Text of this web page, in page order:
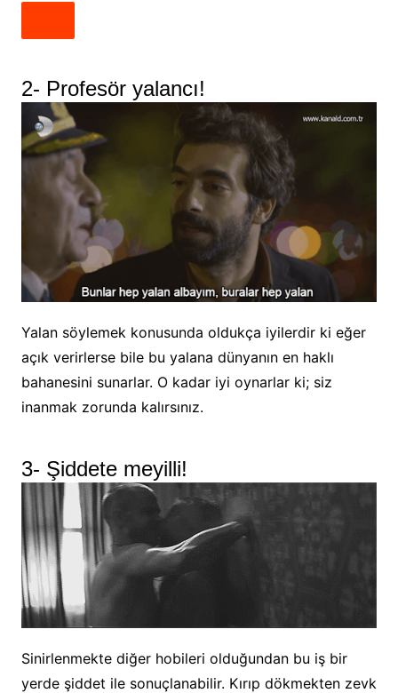
2- Profesör yalancı!
Yalan söylemek konusunda oldukça iyilerdir ki eğer
açık verirlerse bile bu yalana dünyanın en haklı
bahanesini sunarlar. O kadar iyi oynarlar ki; siz
inanmak zorunda kalırsınız.
3- Şiddete meyilli!
Sinirlenmekte diğer hobileri olduğundan bu iş bir
yerde şiddet ile sonuçlanabilir. Kırıp dökmekten zevk